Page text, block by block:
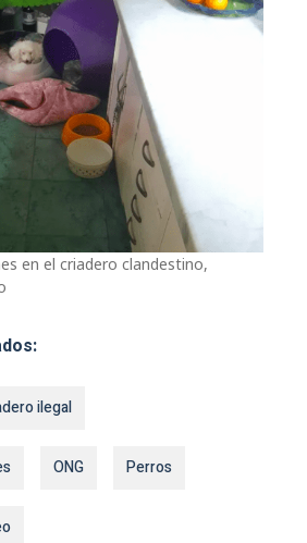
en el criadero clandestino,
ilegal
ONG Perros